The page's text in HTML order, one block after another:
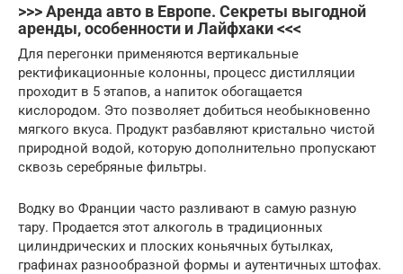
>>> Аренда авто в Европе. Секреты выгодной
аренды, особенности и Лайфхаки <<<
Для перегонки применяются вертикальные
ректификационные колонны, процесс дистилляции
проходит в 5 этапов, а напиток обогащается
кислородом. Это позволяет добиться необыкновенно
мягкого вкуса. Продукт разбавляют кристально чистой
природной водой, которую дополнительно пропускают
сквозь серебряные фильтры.
Водку во Франции часто разливают в самую разную
тару. Продается этот алкоголь в традиционных
цилиндрических и плоских коньячных бутылках,
графинах разнообразной формы и аутентичных штофах.